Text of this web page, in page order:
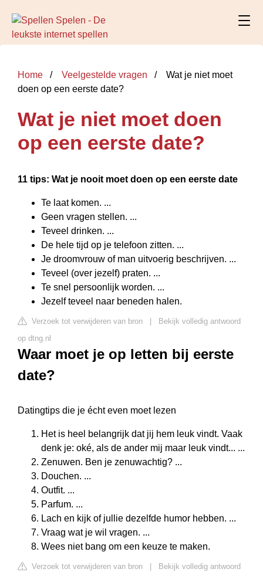
Home Veelgestelde vragen
Wat je niet moet
doen op een eerste date?
Wat je niet moet doen
op een eerste date?
11 tips: Wat je nooit moet doen op een eerste date
Te laat komen. ...
Geen vragen stellen. ...
Teveel drinken. ...
De hele tijd op je telefoon zitten. ...
Je droomvrouw of man uitvoerig beschrijven. ...
Teveel (over jezelf) praten. ...
Te snel persoonlijk worden. ...
Jezelf teveel naar beneden halen.
Verzoek tot verwijderen van bron
Bekijk volledig antwoord
op dtng.nl
Waar moet je op letten bij eerste
date?
Datingtips die je écht even moet lezen
Het is heel belangrijk dat jij hem leuk vindt. Vaak
denk je: oké, als de ander mij maar leuk vindt... ...
Zenuwen. Ben je zenuwachtig? ...
Douchen. ...
Outfit. ...
Parfum. ...
Lach en kijk of jullie dezelfde humor hebben. ...
Vraag wat je wil vragen. ...
Wees niet bang om een keuze te maken.
Verzoek tot verwijderen van bron
Bekijk volledig antwoord